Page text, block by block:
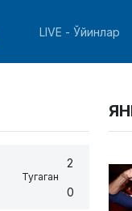
LIVE - Ўйинлар
Тугаган
2
0